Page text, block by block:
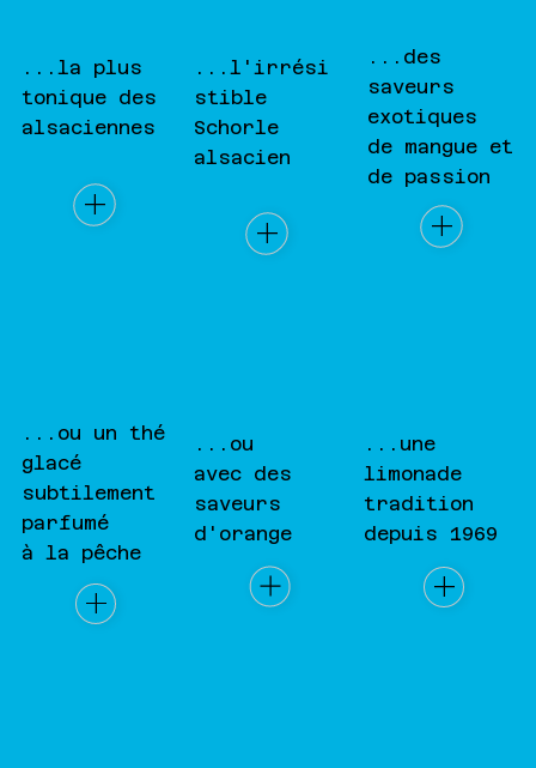
...une
limonade
tradition
depuis 1969
...ou
avec des
saveurs
d'orange
...la plus
tonique des
alsaciennes
...l'irrési
stible
Schorle
alsacien
...des
saveurs
exotiques
de mangue et
de passion
...ou un thé
glacé
subtilement
parfumé
à la pêche